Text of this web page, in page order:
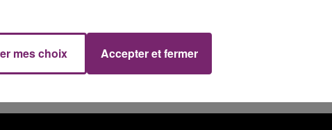
mes choix Accepter et fermer